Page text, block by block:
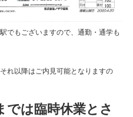
でもございますので、通勤・通学も
れ以降はご内見可能となりますの
では臨時休業とさ